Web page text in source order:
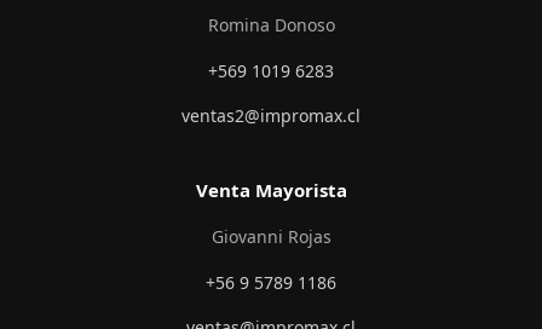
Romina Donoso
+569 1019 6283
ventas2@impromax.cl
Venta Mayorista
Giovanni Rojas
+56 9 5789 1186